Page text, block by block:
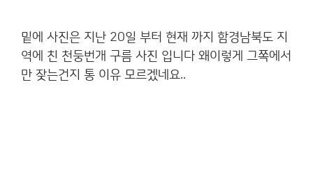
밑에 사진은 지난 20일 부터 현재 까지 함경남북도 지
역에 친 천둥번개 구름 사진 입니다 왜이렇게 그쪽에서
만 잦는건지 통 이유 모르겠네요..